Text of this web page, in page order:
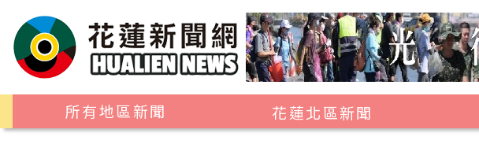
所有地區新聞
花蓮北區新聞